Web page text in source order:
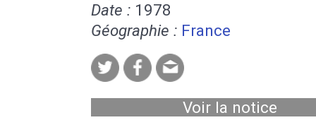
Date : 1978
Géographie : France
Voir la notice